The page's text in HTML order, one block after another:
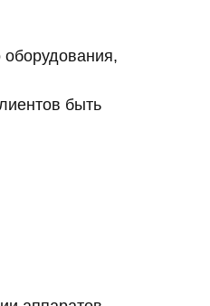
оборудования,
быть